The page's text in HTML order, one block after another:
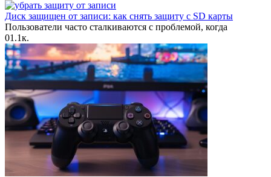
Диск защищен от записи: как снять защиту с SD карты
Пользователи часто сталкиваются с проблемой, когда
01.1к.